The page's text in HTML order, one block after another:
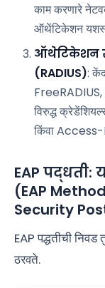
काम करणारे
ऑथेंटिकेशन
ऑथेंटिकेशन
(RADIUS):
FreeRADIUS,
विरुद्ध
किंवा
EAP
(EAP
Security
EAP पद्धतीची
ठरवते.